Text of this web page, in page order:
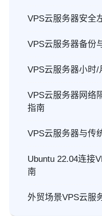
VPS云服务器安全
VPS云服务器备份
VPS云服务器小时
VPS云服务器网络
指南
VPS云服务器与传
Ubuntu 22.04连接
南
外贸场景VPS云服